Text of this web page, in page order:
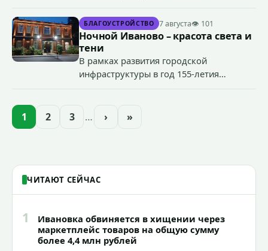
террористического акта на объекте
органов государственной власти.
«Гроза-2026».
БЛАГОУСТРОЙСТВО 7 августа👁 101
Ночной Иваново – красота света и
тени
В рамках развития городской
инфраструктуры в год 155-летия
проекта подсветки исторических
1 2 3 … › »
ЧИТАЮТ СЕЙЧАС
1
Ивановка обвиняется в хищении через
маркетплейс товаров на общую сумму
более 4,4 млн рублей